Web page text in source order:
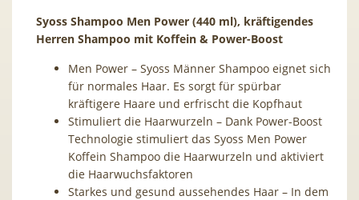
Syoss Shampoo Men Power (440 ml), kräftigendes
Herren Shampoo mit Koffein & Power-Boost
Men Power – Syoss Männer Shampoo eignet sich
für normales Haar. Es sorgt für spürbar
kräftigere Haare und erfrischt die Kopfhaut
Stimuliert die Haarwurzeln – Dank Power-Boost
Technologie stimuliert das Syoss Men Power
Koffein Shampoo die Haarwurzeln und aktiviert
die Haarwuchsfaktoren
Starkes und gesund aussehendes Haar – In dem